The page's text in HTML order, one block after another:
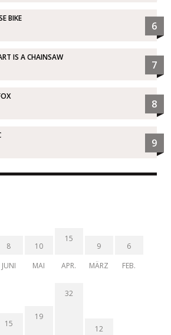
BIKE
6
IS A CHAINSAW
7
8
9
8
JUNI
10
MAI
15
APR.
9
MÄRZ
6
FEB.
15
19
32
12